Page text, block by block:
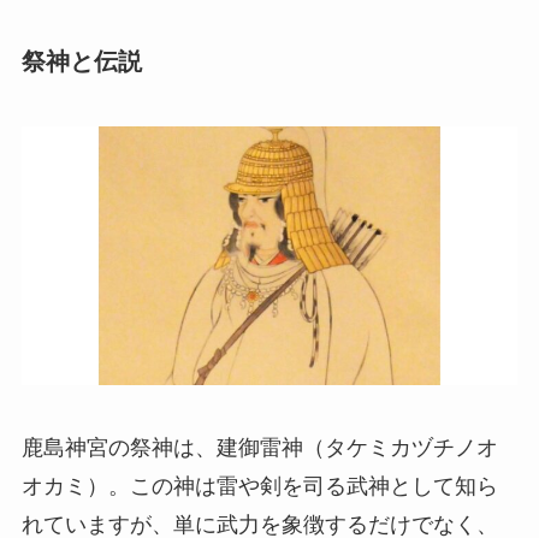
祭神と伝説
鹿島神宮の祭神は、建御雷神（タケミカヅチノオ
オカミ）。この神は雷や剣を司る武神として知ら
れていますが、単に武力を象徴するだけでなく、